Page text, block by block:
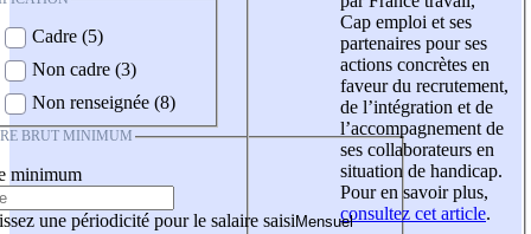
Cadre (5)
Non cadre (3)
Non renseignée (8)
BRUT MINIMUM
minimum
une périodicité pour le salaire saisi
Cap emploi et ses
partenaires pour ses
actions concrètes en
faveur du recrutement,
de l’intégration et de
l’accompagnement de
ses collaborateurs en
situation de handicap.
Pour en savoir plus,
consultez cet article.